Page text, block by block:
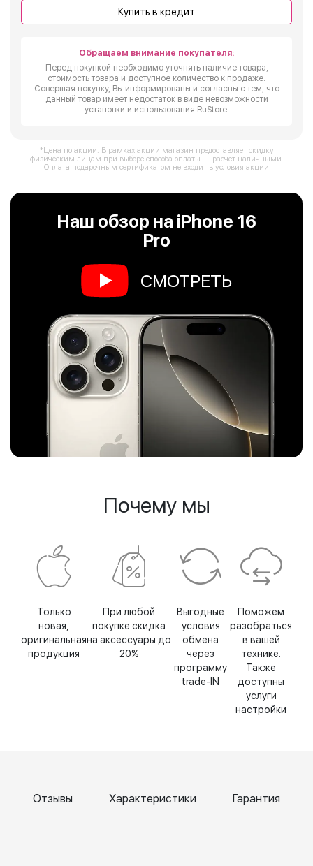
Купить в кредит
Обращаем внимание покупателя:
Перед покупкой необходимо уточнять наличие товара,
стоимость товара и доступное количество к продаже.
Совершая покупку, Вы информированы и согласны с тем, что
данный товар имеет недостаток в виде невозможности
установки и использования RuStore.
*Цена по акции. В рамках акции магазин предоставляет скидку
физическим лицам при выборе способа оплаты — расчет наличными.
Оплата подарочным сертификатом не входит в условия акции
Наш обзор на iPhone 16
Pro
СМОТРЕТЬ
Почему мы
Только
новая,
оригинальная
продукция
При любой
покупке скидка
на аксессуары до
20%
Выгодные
условия
обмена
через
программу
trade-IN
Поможем
разобраться
в вашей
технике.
Также
доступны
услуги
настройки
Отзывы Характеристики Гарантия